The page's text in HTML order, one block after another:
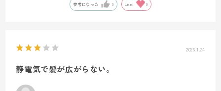
参考になった 0 Like! 0
2026.1.24
静電気で髪が広がらない。